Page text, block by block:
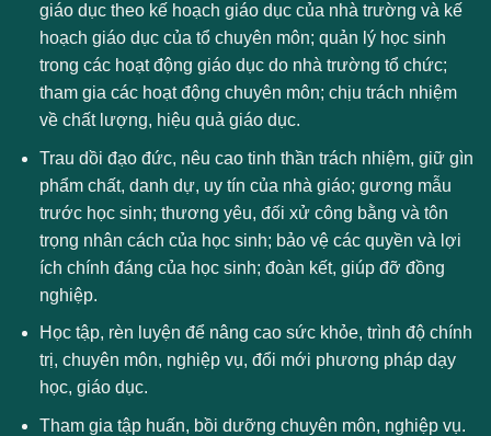
giáo dục theo kế hoạch giáo dục của nhà trường và kế
hoạch giáo dục của tổ chuyên môn; quản lý học sinh
trong các hoạt động giáo dục do nhà trường tổ chức;
tham gia các hoạt động chuyên môn; chịu trách nhiệm
về chất lượng, hiệu quả giáo dục.
Trau dồi đạo đức, nêu cao tinh thần trách nhiệm, giữ gìn
phẩm chất, danh dự, uy tín của nhà giáo; gương mẫu
trước học sinh; thương yêu, đối xử công bằng và tôn
trọng nhân cách của học sinh; bảo vệ các quyền và lợi
ích chính đáng của học sinh; đoàn kết, giúp đỡ đồng
nghiệp.
Học tập, rèn luyện để nâng cao sức khỏe, trình độ chính
trị, chuyên môn, nghiệp vụ, đổi mới phương pháp dạy
học, giáo dục.
Tham gia tập huấn, bồi dưỡng chuyên môn, nghiệp vụ.